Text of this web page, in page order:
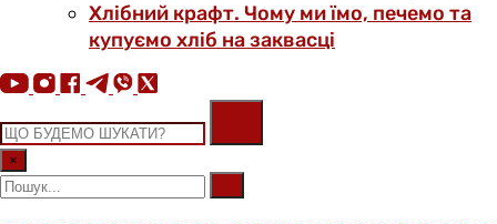
Хлібний крафт. Чому ми їмо, печемо та
купуємо хліб на заквасці
×